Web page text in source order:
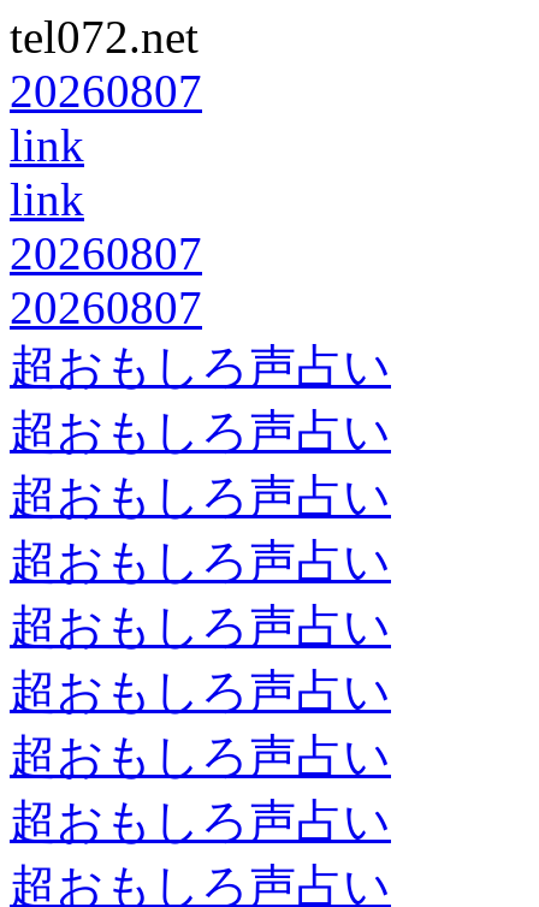
tel072.net
20260807
link
link
20260807
20260807
超おもしろ声占い
超おもしろ声占い
超おもしろ声占い
超おもしろ声占い
超おもしろ声占い
超おもしろ声占い
超おもしろ声占い
超おもしろ声占い
超おもしろ声占い